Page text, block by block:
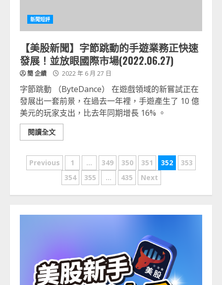
新聞短評
【美股新聞】字節跳動的手遊業務正快速
發展！並放眼國際市場(2022.06.27)
簡 企績 2022 年 6 月 27 日
字節跳動 （ByteDance） 在遊戲領域的新嘗試正在
發展出一套前景，在過去一年裡，手遊產生了 10 億
美元的玩家支出，比去年同期增長 16% 。
閱讀全文
文
分
頁
Previous 1 ... 349 350 351 352
353
354
355 ... 435 Next